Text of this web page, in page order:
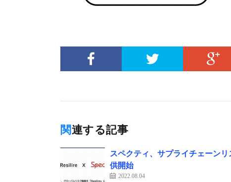
関連する記事
スペクティ、サプライチェーン
供開始
2022.08.04